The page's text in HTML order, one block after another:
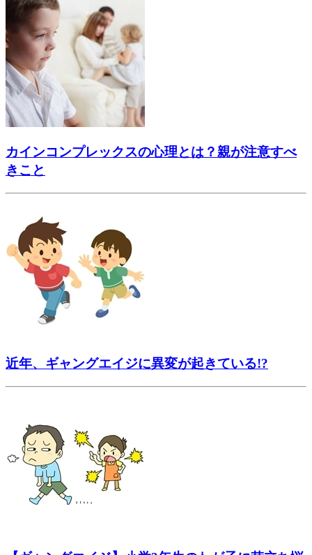
カインコンプレックスの心理とは？親が注意すべ
きこと
近年、ギャングエイジに異変が起きている!?